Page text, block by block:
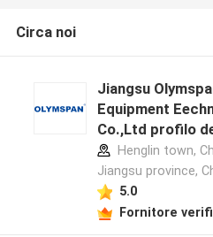
Circa noi
Jiangsu
Equipment
Co.,Ltd profilo
produttore
Henglin town,
Jiangsu province,
5.0
Fornitore